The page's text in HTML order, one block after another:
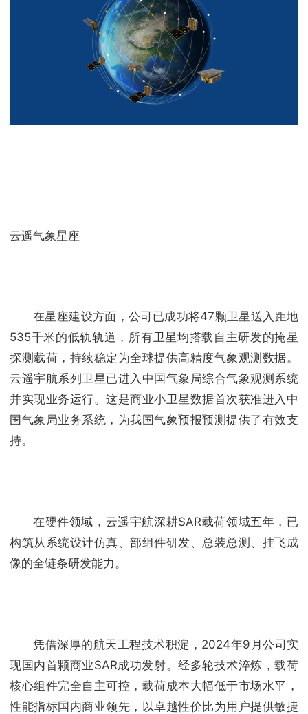
云遥气象星座
在星座建设方面，公司已成功将47颗卫星送入距地
535千米的低轨轨道，所有卫星均搭载自主研发的掩星
探测载荷，持续稳定为全球提供高精度气象观测数据。
云遥宇航系列卫星已进入中国气象局综合气象观测系统
并实现业务运行。这是商业小卫星数据首次获准进入中
国气象局业务系统，为我国气象预报预测提供了有效支
持。
在硬件领域，云遥宇航深耕SAR载荷领域五年，已
构筑从系统设计仿真、部组件研发、总装总测、挂飞成
像的全链条研发能力。
凭借深厚的航天工程技术积淀，2024年9月公司实
现国内首颗商业SAR成功发射。经多轮技术淬炼，载荷
核心组件完全自主可控，载荷成本大幅低于市场水平，
性能指标国内商业领先，以卓越性价比为用户提供敏捷